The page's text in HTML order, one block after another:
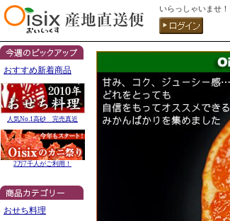
いらっしゃいませ！
おすすめ新着商品
人気No.1高砂 完売真近
2万7千人がご利用！
おせち料理